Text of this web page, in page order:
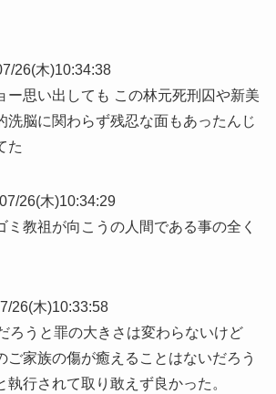
26(木)10:34:38
ー思い出しても この林元死刑囚や新美
洗脳に関わらず残忍な面もあったんじ
た
26(木)10:34:29
ミ教祖が向こうの人間である事の全く
26(木)10:33:58
ろうと罪の大きさは変わらないけど
ご家族の傷が癒えることはないだろう
執行されて取り敢えず良かった。